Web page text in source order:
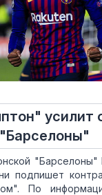
усилит
подпишет
По